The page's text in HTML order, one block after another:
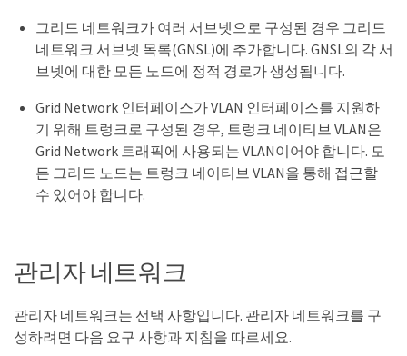
그리드 네트워크가 여러 서브넷으로 구성된 경우 그리드
네트워크 서브넷 목록(GNSL)에 추가합니다. GNSL의 각 서
브넷에 대한 모든 노드에 정적 경로가 생성됩니다.
Grid Network 인터페이스가 VLAN 인터페이스를 지원하
기 위해 트렁크로 구성된 경우, 트렁크 네이티브 VLAN은
Grid Network 트래픽에 사용되는 VLAN이어야 합니다. 모
든 그리드 노드는 트렁크 네이티브 VLAN을 통해 접근할
수 있어야 합니다.
관리자 네트워크
관리자 네트워크는 선택 사항입니다. 관리자 네트워크를 구
성하려면 다음 요구 사항과 지침을 따르세요.